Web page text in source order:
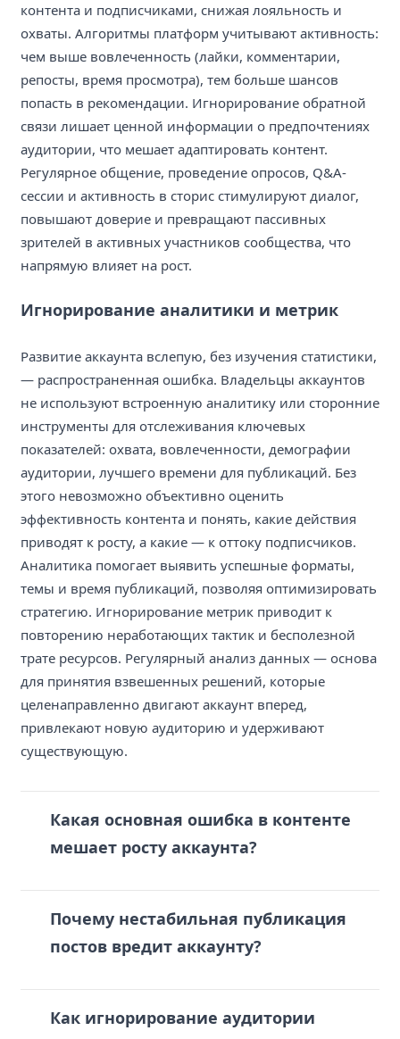
контента и подписчиками, снижая лояльность и
охваты. Алгоритмы платформ учитывают активность:
чем выше вовлеченность (лайки, комментарии,
репосты, время просмотра), тем больше шансов
попасть в рекомендации. Игнорирование обратной
связи лишает ценной информации о предпочтениях
аудитории, что мешает адаптировать контент.
Регулярное общение, проведение опросов, Q&A-
сессии и активность в сторис стимулируют диалог,
повышают доверие и превращают пассивных
зрителей в активных участников сообщества, что
напрямую влияет на рост.
Игнорирование аналитики и метрик
Развитие аккаунта вслепую, без изучения статистики,
— распространенная ошибка. Владельцы аккаунтов
не используют встроенную аналитику или сторонние
инструменты для отслеживания ключевых
показателей: охвата, вовлеченности, демографии
аудитории, лучшего времени для публикаций. Без
этого невозможно объективно оценить
эффективность контента и понять, какие действия
приводят к росту, а какие — к оттоку подписчиков.
Аналитика помогает выявить успешные форматы,
темы и время публикаций, позволяя оптимизировать
стратегию. Игнорирование метрик приводит к
повторению неработающих тактик и бесполезной
трате ресурсов. Регулярный анализ данных — основа
для принятия взвешенных решений, которые
целенаправленно двигают аккаунт вперед,
привлекают новую аудиторию и удерживают
существующую.
Какая основная ошибка в контенте
мешает росту аккаунта?
Почему нестабильная публикация
постов вредит аккаунту?
Как игнорирование аудитории